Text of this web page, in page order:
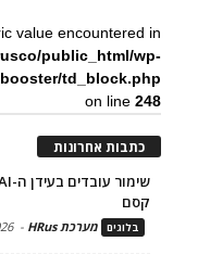
value encountered in
public_html/wp-
td_block.php
on line248
כתבות אחרונות
קסם
בלוגים מערכת HRus -